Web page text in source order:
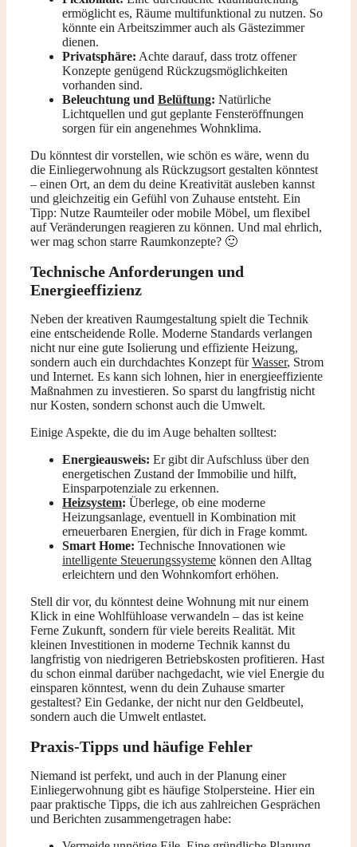
ermöglicht es, Räume multifunktional zu nutzen. So
könnte ein Arbeitszimmer auch als Gästezimmer
dienen.
Privatsphäre: Achte darauf, dass trotz offener
Konzepte genügend Rückzugsmöglichkeiten
vorhanden sind.
Beleuchtung und Belüftung: Natürliche
Lichtquellen und gut geplante Fensteröffnungen
sorgen für ein angenehmes Wohnklima.
Du könntest dir vorstellen, wie schön es wäre, wenn du
die Einliegerwohnung als Rückzugsort gestalten könntest
– einen Ort, an dem du deine Kreativität ausleben kannst
und gleichzeitig ein Gefühl von Zuhause entsteht. Ein
Tipp: Nutze Raumteiler oder mobile Möbel, um flexibel
auf Veränderungen reagieren zu können. Und mal ehrlich,
wer mag schon starre Raumkonzepte? 🙂
Technische Anforderungen und
Energieeffizienz
Neben der kreativen Raumgestaltung spielt die Technik
eine entscheidende Rolle. Moderne Standards verlangen
nicht nur eine gute Isolierung und effiziente Heizung,
sondern auch ein durchdachtes Konzept fürWasser, Strom
und Internet. Es kann sich lohnen, hier in energieeffiziente
Maßnahmen zu investieren. So sparst du langfristig nicht
nur Kosten, sondern schonst auch die Umwelt.
Einige Aspekte, die du im Auge behalten solltest:
Energieausweis: Er gibt dir Aufschluss über den
energetischen Zustand der Immobilie und hilft,
Einsparpotenziale zu erkennen.
Heizsystem: Überlege, ob eine moderne
Heizungsanlage, eventuell in Kombination mit
erneuerbaren Energien, für dich in Frage kommt.
Smart Home: Technische Innovationen wie
intelligente Steuerungssysteme können den Alltag
erleichtern und den Wohnkomfort erhöhen.
Stell dir vor, du könntest deine Wohnung mit nur einem
Klick in eine Wohlfühloase verwandeln – das ist keine
Ferne Zukunft, sondern für viele bereits Realität. Mit
kleinen Investitionen in moderne Technik kannst du
langfristig von niedrigeren Betriebskosten profitieren. Hast
du schon einmal darüber nachgedacht, wie viel Energie du
einsparen könntest, wenn du dein Zuhause smarter
gestaltest? Ein Gedanke, der nicht nur den Geldbeutel,
sondern auch die Umwelt entlastet.
Praxis-Tipps und häufige Fehler
Niemand ist perfekt, und auch in der Planung einer
Einliegerwohnung gibt es häufige Stolpersteine. Hier ein
paar praktische Tipps, die ich aus zahlreichen Gesprächen
und Berichten zusammengetragen habe: